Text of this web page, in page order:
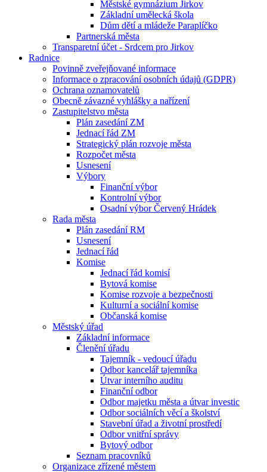
Městské gymnázium Jirkov
Základní umělecká škola
Dům dětí a mládeže Paraplíčko
Partnerská města
Transparetní účet - Srdcem pro Jirkov
Radnice
Povinně zveřejňované informace
Informace o zpracování osobních údajů (GDPR)
Ochrana oznamovatelů
Obecně závazné vyhlášky a nařízení
Zastupitelstvo města
Plán zasedání ZM
Jednací řád ZM
Strategický plán rozvoje města
Rozpočet města
Usnesení
Výbory
Finanční výbor
Kontrolní výbor
Osadní výbor Červený Hrádek
Rada města
Plán zasedání RM
Usnesení
Jednací řád
Komise
Jednací řád komisí
Bytová komise
Komise rozvoje a bezpečnosti
Kulturní a sociální komise
Občanská komise
Městský úřad
Základní informace
Členění úřadu
Tajemník - vedoucí úřadu
Odbor kancelář tajemníka
Útvar interního auditu
Finanční odbor
Odbor majetku města a útvar investic
Odbor sociálních věcí a školství
Stavební úřad a životní prostředí
Odbor vnitřní správy
Bytový odbor
Seznam pracovníků
Organizace zřízené městem